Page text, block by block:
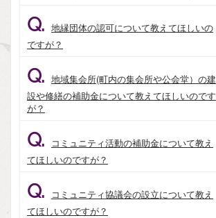
Q. 地縁団体の認可について教えてほしいの
ですが？
Q. 地域集会所(町内の集会所や公会堂）の建
設や修繕の補助金について教えてほしいのです
が？
Q.
コミュニティ活動の補助金について教え
てほしいのですが？
Q.
コミュニティ協議会の設立について教え
てほしいのですが？